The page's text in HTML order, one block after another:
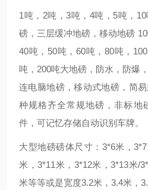
1吨，2吨，3吨，4吨，5吨，
磅，三层缓冲地磅，移动地磅
40吨，50吨，60吨，80吨，
吨，200吨大地磅，防水，防爆
连电脑地磅，移动式地磅，简
种规格齐全常规地磅，非标地
件，可记忆存储自动识别车牌。
大型地磅磅体尺寸：3*6米，
米，3*11米，3*12米，3*13米/
米等等或是宽度3.2米，3.4米，